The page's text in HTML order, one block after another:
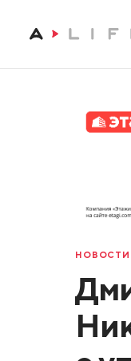
НОВОСТИ